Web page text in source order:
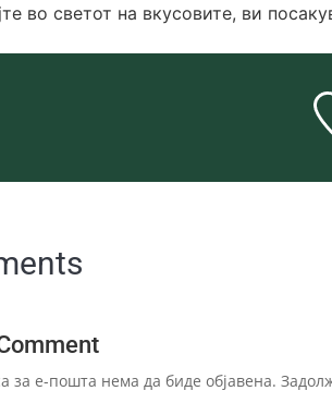
во светот на вкусовите, ви
за е-пошта нема да биде објавена.